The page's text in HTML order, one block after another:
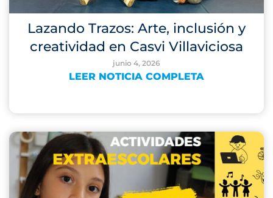
Lazando Trazos: Arte, inclusión y
creatividad en Casvi Villaviciosa
junio 4, 2026
LEER NOTICIA COMPLETA